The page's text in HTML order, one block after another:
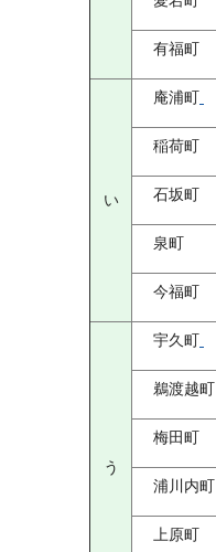
有福町
い
庵浦町
稲荷町
石坂町
泉町
今福町
う
宇久町
鵜渡越町
梅田町
浦川内町
上原町